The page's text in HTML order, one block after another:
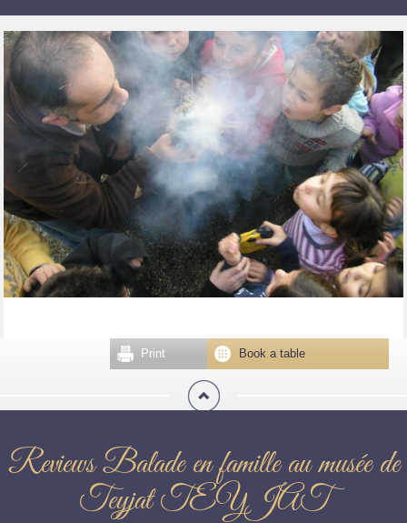
Book a table
Print
Reviews Balade en famille au musée de
Teyjat TEYJAT